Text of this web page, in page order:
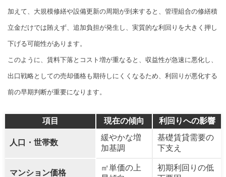
加えて、大規模修繕や設備更新の周期が到来すると、管理組合の修繕積
立金だけでは賄えず、追加負担が発生し、実質的な利回りを大きく押し
下げる可能性があります。
このように、賃料下落とコスト増が重なると、収益性が急速に悪化し、
出口戦略としての売却価格も期待しにくくなるため、利回りが悪化する
前の早期判断が重要になります。
項目 現在の傾向 利回りへの影響
人口・世帯数
緩やかな増
加基調
基礎賃貸需要の
下支え
マンション価格
㎡単価の上
初期利回りの低